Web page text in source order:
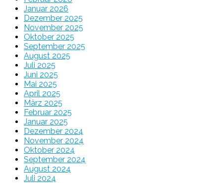
Januar 2026
Dezember 2025
November 2025
Oktober 2025
September 2025
August 2025
Juli 2025
Juni 2025
Mai 2025
April 2025
März 2025
Februar 2025
Januar 2025
Dezember 2024
November 2024
Oktober 2024
September 2024
August 2024
Juli 2024